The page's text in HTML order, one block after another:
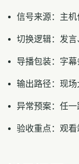
信号来源：主机
切换逻辑：发言
导播包装：字
输出路径：现场
异常预案：任一
验收重点：观看